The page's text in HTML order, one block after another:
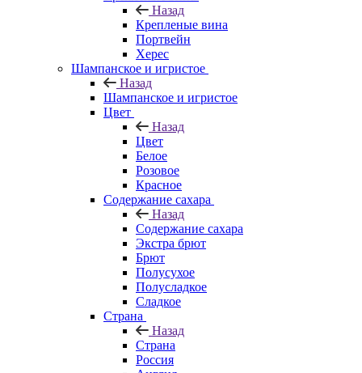
Назад
Крепленые вина
Портвейн
Херес
Шампанское и игристое
Назад
Шампанское и игристое
Цвет
Назад
Цвет
Белое
Розовое
Красное
Содержание сахара
Назад
Содержание сахара
Экстра брют
Брют
Полусухое
Полусладкое
Сладкое
Страна
Назад
Страна
Россия